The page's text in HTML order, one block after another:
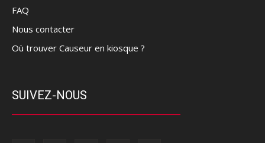
FAQ
Nous contacter
Où trouver Causeur en kiosque ?
SUIVEZ-NOUS